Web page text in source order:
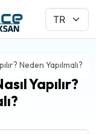
Neden Yapılmalı?
Yapılır?